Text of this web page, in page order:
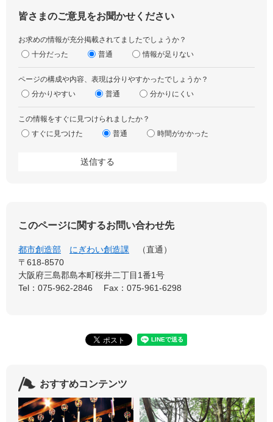
皆さまのご意見をお聞かせください
お求めの情報が充分掲載されてましたでしょうか？
十分だった
普通 情報が足りない
ページの構成や内容、表現は分りやすかったでしょうか？
分かりやすい
普通 分かりにくい
この情報をすぐに見つけられましたか？
すぐに見つけた
普通 時間がかかった
このページに関するお問い合わせ先
都市創造部 にぎわい創造課
直通
〒618-8570
大阪府三島郡島本町桜井二丁目1番1号
Tel：075-962-2846
Fax：075-961-6298
おすすめコンテンツ